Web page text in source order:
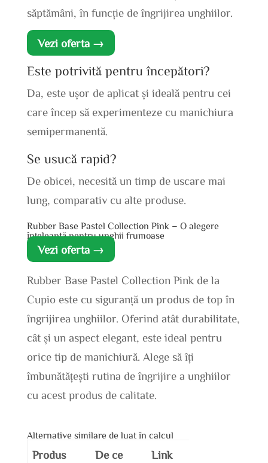
săptămâni, în funcție de îngrijirea unghiilor.
Vezi oferta →
Este potrivită pentru începători?
Da, este ușor de aplicat și ideală pentru cei
care încep să experimenteze cu manichiura
semipermanentă.
Se usucă rapid?
De obicei, necesită un timp de uscare mai
lung, comparativ cu alte produse.
Rubber Base Pastel Collection Pink – O alegere
înțeleaptă pentru unghii frumoase
Vezi oferta →
Rubber Base Pastel Collection Pink de la
Cupio este cu siguranță un produs de top în
îngrijirea unghiilor. Oferind atât durabilitate,
cât și un aspect elegant, este ideal pentru
orice tip de manichiură. Alege să îți
îmbunătățești rutina de îngrijire a unghiilor
cu acest produs de calitate.
Alternative similare de luat în calcul
Produs De ce Link